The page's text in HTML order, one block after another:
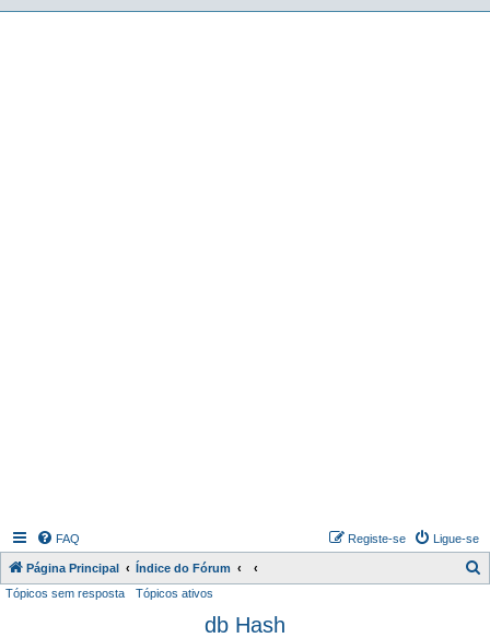
FAQ Ligue-se
Registe-se
Página Principal Índice do Fórum
Tópicos sem resposta Tópicos ativos
db Hash